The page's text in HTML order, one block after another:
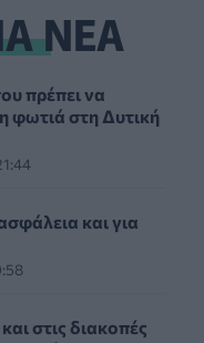
ΝΕΑ
πρέπει να
φωτιά στη Δυτική
και για
στις διακοπές